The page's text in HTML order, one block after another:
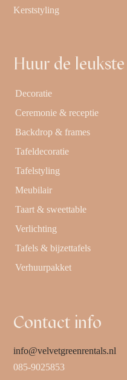
Kerststyling
Huur de
Decoratie
Ceremonie & receptie
Backdrop & frames
Tafeldecoratie
Tafelstyling
Meubilair
Taart & sweettable
Verlichting
Tafels & bijzettafels
Verhuurpakket
Contact info
info@velvetgreenrentals.nl
085-9025853